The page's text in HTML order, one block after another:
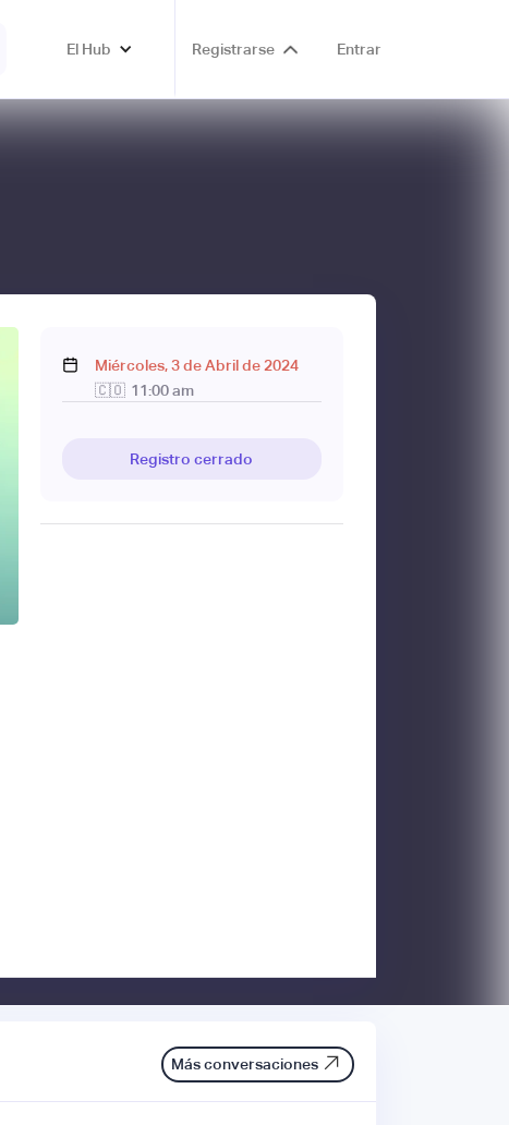
El Hub Registrarse Entrar
Miércoles, 3 de Abril de 2024
🇨🇴 11:00 am
Registro cerrado
Más conversaciones